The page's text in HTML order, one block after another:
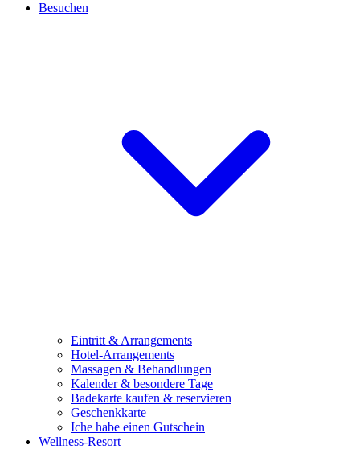
Besuchen
Eintritt & Arrangements
Hotel-Arrangements
Massagen & Behandlungen
Kalender & besondere Tage
Badekarte kaufen & reservieren
Geschenkkarte
Iche habe einen Gutschein
Wellness-Resort